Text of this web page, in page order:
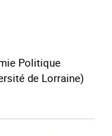
Politique
de Lorraine)